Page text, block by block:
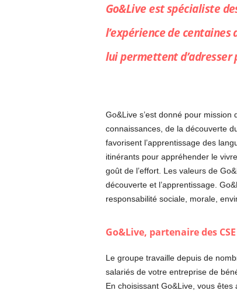
Go&Live est spécialiste
l’expérience de
lui permettent d’adresser
Go&Live s’est donné pour
connaissances, de la découverte
favorisent l’apprentissage des
itinérants pour appréhender le
goût de l’effort. Les valeurs de
découverte et l’apprentissage.
responsabilité sociale, morale,
Go&Live, partenaire des CSE
Le groupe travaille depuis de
salariés de votre entreprise de
En choisissant Go&Live, vous